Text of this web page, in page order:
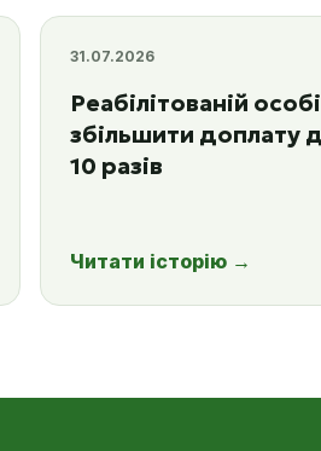
31.07.2026
Реабілітованій
збільшити доплату
10 разів
Читати історію →